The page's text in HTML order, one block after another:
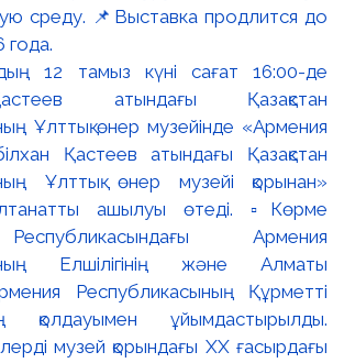
среду. 📌Выставка продлится до
года.